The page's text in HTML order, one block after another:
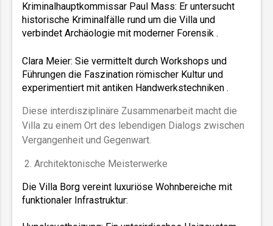
Kriminalhauptkommissar Paul Mass: Er untersucht
historische Kriminalfälle rund um die Villa und
Clara Meier: Sie vermittelt durch Workshops und
Führungen die Faszination römischer Kultur und
experimentiert mit antiken Handwerkstechniken .
Diese interdisziplinäre Zusammenarbeit macht die
Villa zu einem Ort des lebendigen Dialogs zwischen
Vergangenheit und Gegenwart.
2. Architektonische Meisterwerke
Die Villa Borg vereint luxuriöse Wohnbereiche mit
funktionaler Infrastruktur: